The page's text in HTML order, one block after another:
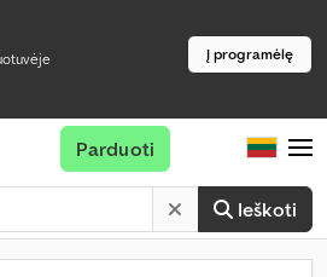
Į programėlę
Ieškoti
Parduoti